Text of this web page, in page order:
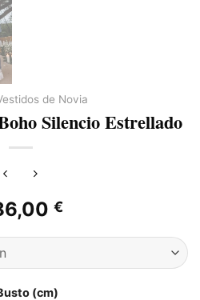
de Novia
Silencio Estrellado
€
(cm)